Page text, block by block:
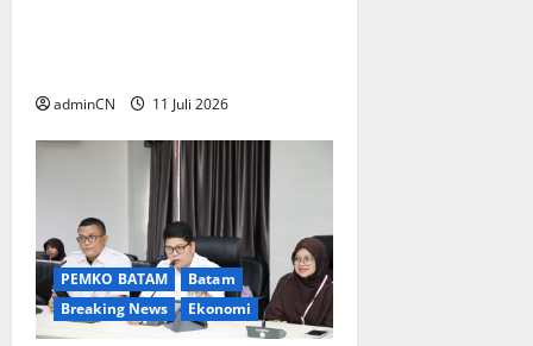
adminCN 11 Juli 2026
PEMKO BATAM
Batam
Breaking News
Ekonomi